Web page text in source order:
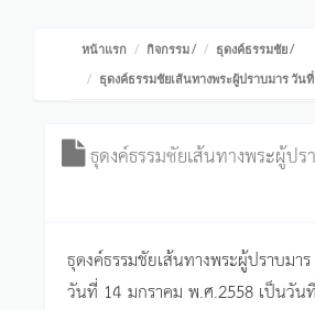
หน้าแรก กิจกรรม/ ธุดงค์ธรรมชัย/
ธุดงค์ธรรมชัยเส้นทางพระผู้ปราบมาร วันที่
ธุดงค์ธรรมชัยเส้นทางพระผู้ป
ธุดงค์ธรรมชัยเส้นทางพระผู้ปราบมา
วันที่ 14 มกราคม พ.ศ.2558 เป็นวัน